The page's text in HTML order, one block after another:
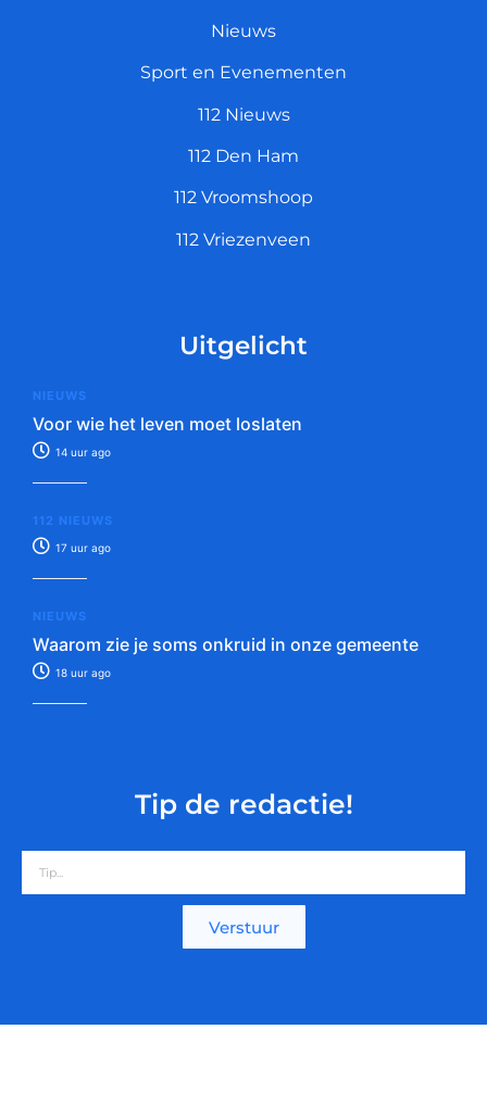
Nieuws
Sport en Evenementen
112 Nieuws
112 Den Ham
112 Vroomshoop
112 Vriezenveen
Uitgelicht
NIEUWS
Voor wie het leven moet loslaten
14 uur ago
112 NIEUWS
17 uur ago
NIEUWS
Waarom zie je soms onkruid in onze gemeente
18 uur ago
Tip de redactie!
Verstuur